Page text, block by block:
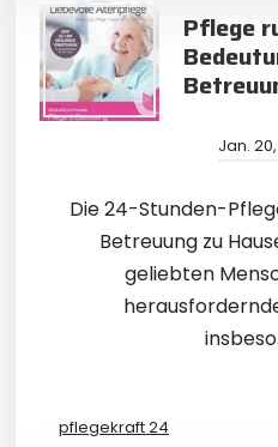
Pflege
Jan.
Die 24-Stunden-
Betreuung zu
geliebten
pflegekraft 24